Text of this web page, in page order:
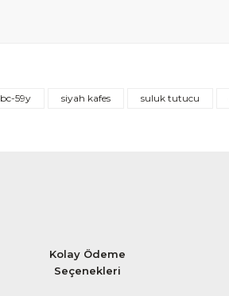
bc-59y siyah kafes suluk tutucu
Kolay Ödeme
Seçenekleri